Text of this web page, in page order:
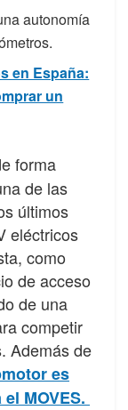
autonomía
en España:
un
forma
de las
últimos
eléctricos
como
de acceso
de una
competir
Además de
es
MOVES.